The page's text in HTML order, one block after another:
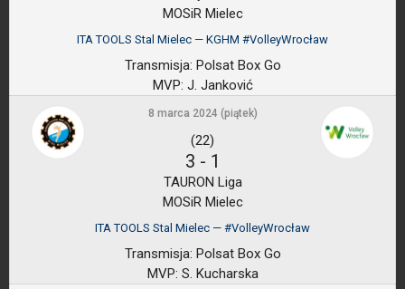
MOSiR Mielec
ITA TOOLS Stal Mielec — KGHM #VolleyWrocław
Transmisja: Polsat Box Go
MVP: J. Janković
8 marca 2024 (piątek)
(22)
3 - 1
TAURON Liga
MOSiR Mielec
ITA TOOLS Stal Mielec — #VolleyWrocław
Transmisja: Polsat Box Go
MVP: S. Kucharska